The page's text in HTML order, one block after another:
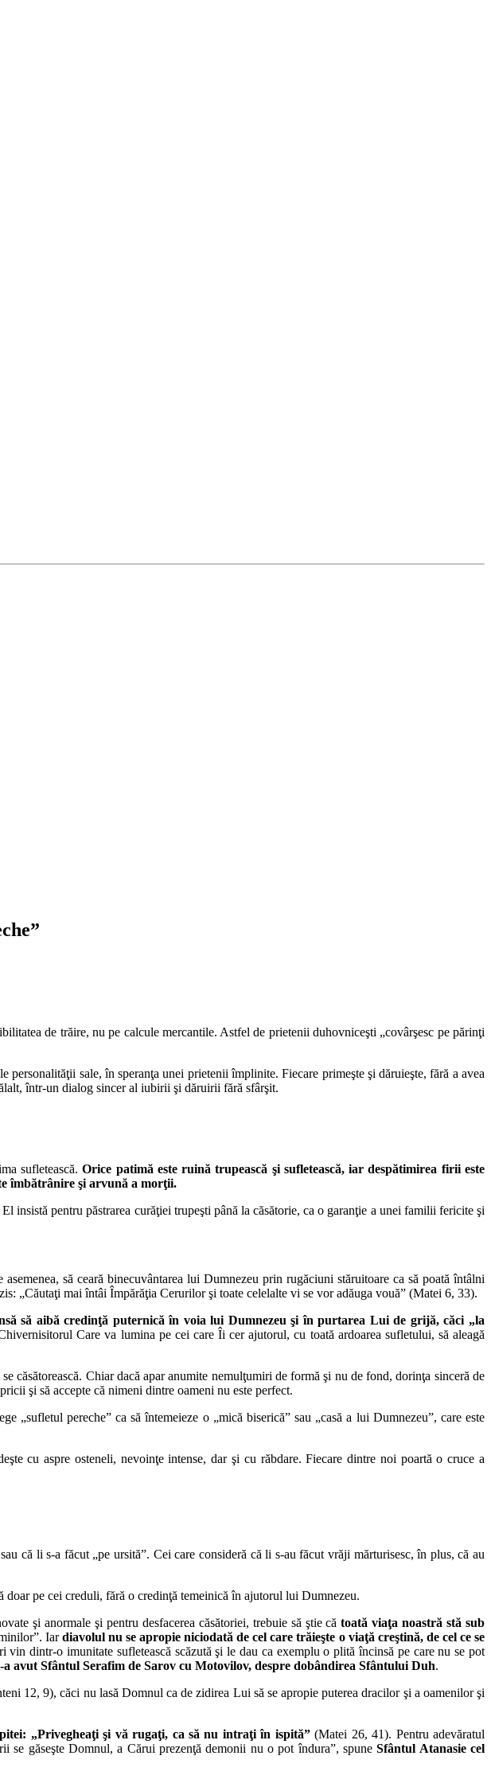
de trăire, nu pe calcule mercantile. Astfel de prietenii duhovniceşti „covârşesc pe părinţi
sale, în speranţa unei prietenii împlinite. Fiecare primeşte şi dăruieşte, fără a avea
într-un dialog sincer al iubirii şi dăruirii fără sfârşit.
sufletească.Orice patimă este ruină trupească şi sufletească, iar despătimirea firii este
îmbătrânire şi arvună a morţii.
insistă pentru păstrarea curăţiei trupeşti până la căsătorie, ca o garanţie a unei familii fericite şi
să ceară binecuvântarea lui Dumnezeu prin rugăciuni stăruitoare ca să poată întâlni
„Căutaţi mai întâi Împărăţia Cerurilor şi toate celelalte vi se vor adăuga vouă” (Matei 6, 33).
să aibă credinţă puternică în voia lui Dumnezeu şi în purtarea Lui de grijă, căci „la
Care va lumina pe cei care Îi cer ajutorul, cu toată ardoarea sufletului, să aleagă
căsătorească. Chiar dacă apar anumite nemulţumiri de formă şi nu de fond, dorinţa sinceră de
şi să accepte că nimeni dintre oameni nu este perfect.
pereche” ca să întemeieze o „mică biserică” sau „casă a lui Dumnezeu”, care este
cu aspre osteneli, nevoinţe intense, dar şi cu răbdare. Fiecare dintre noi poartă o cruce a
că li s-a făcut „pe ursită”. Cei care consideră că li s-au făcut vrăji mărturisesc, în plus, că au
pe cei creduli, fără o credinţă temeinică în ajutorul lui Dumnezeu.
şi anormale şi pentru desfacerea căsătoriei, trebuie să ştie cătoată viaţa noastră stă sub
Iardiavolul nu se apropie niciodată de cel care trăieşte o viaţă creştină, de cel ce se
vin dintr-o imunitate sufletească scăzută şi le dau ca exemplu o plită încinsă pe care nu se pot
a avut Sfântul Serafim de Sarov cu Motovilov, despre dobândirea Sfântului Duh.
12, 9), căci nu lasă Domnul ca de zidirea Lui să se apropie puterea dracilor şi a oamenilor şi
„Privegheaţi şi vă rugaţi, ca să nu intraţi în ispită”(Matei 26, 41). Pentru adevăratul
se găseşte Domnul, a Cărui prezenţă demonii nu o pot îndura”, spuneSfântul Atanasie cel